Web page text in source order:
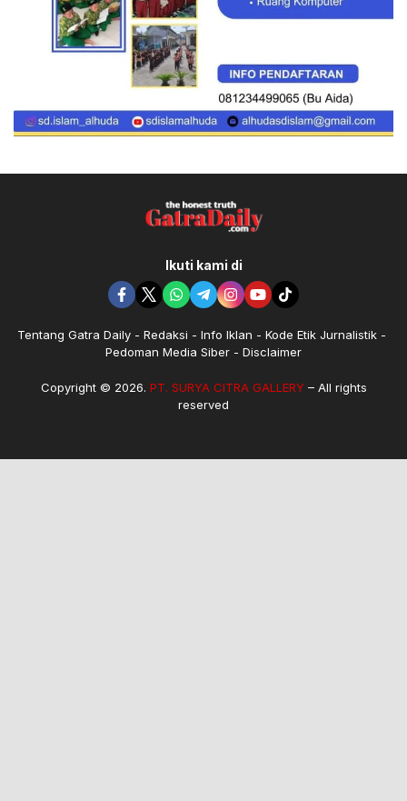
Ikuti kami di
Tentang Gatra Daily Redaksi Info Iklan
Kode Etik Jurnalistik
Pedoman Media Siber
Disclaimer
Copyright © 2026. PT. SURYA CITRA GALLERY– All rights
reserved